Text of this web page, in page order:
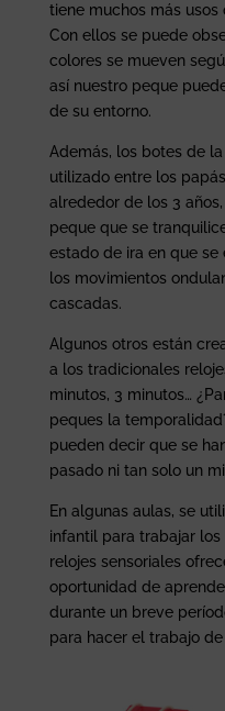
tiene muchos más
Con ellos se puede
colores se mueven
así nuestro peque
de su entorno.
Además, los botes de
utilizado entre los
alrededor de los 3
peque que se
estado de ira en que
los movimientos
cascadas.
Algunos otros están
a los tradicionales
minutos, 3 minutos…
peques la
pueden decir que se
pasado ni tan solo un
En algunas aulas, se
infantil para trabajar
relojes sensoriales
oportunidad de
durante un breve
para hacer el trabajo